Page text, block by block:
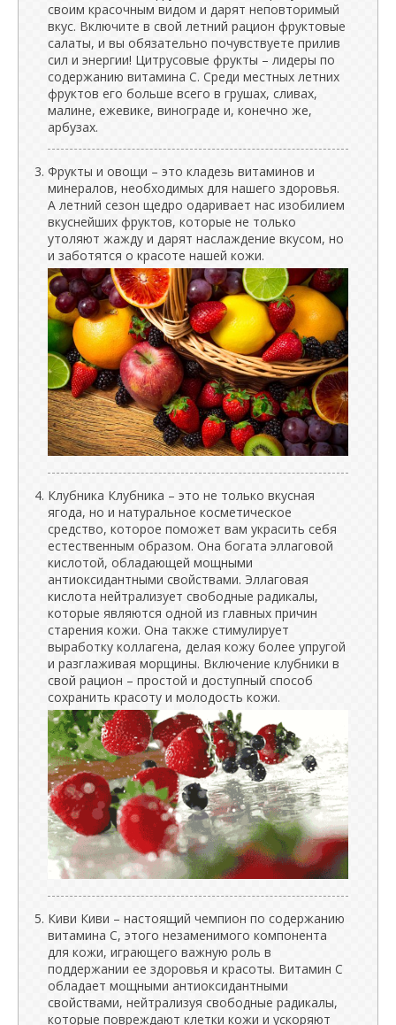
своим красочным видом и дарят неповторимый
вкус. Включите в свой летний рацион фруктовые
салаты, и вы обязательно почувствуете прилив
сил и энергии! Цитрусовые фрукты – лидеры по
содержанию витамина С. Среди местных летних
фруктов его больше всего в грушах, сливах,
малине, ежевике, винограде и, конечно же,
арбузах.
Фрукты и овощи – это кладезь витаминов и
минералов, необходимых для нашего здоровья.
А летний сезон щедро одаривает нас изобилием
вкуснейших фруктов, которые не только
утоляют жажду и дарят наслаждение вкусом, но
и заботятся о красоте нашей кожи.
Клубника Клубника – это не только вкусная
ягода, но и натуральное косметическое
средство, которое поможет вам украсить себя
естественным образом. Она богата эллаговой
кислотой, обладающей мощными
антиоксидантными свойствами. Эллаговая
кислота нейтрализует свободные радикалы,
которые являются одной из главных причин
старения кожи. Она также стимулирует
выработку коллагена, делая кожу более упругой
и разглаживая морщины. Включение клубники в
свой рацион – простой и доступный способ
сохранить красоту и молодость кожи.
Киви Киви – настоящий чемпион по содержанию
витамина С, этого незаменимого компонента
для кожи, играющего важную роль в
поддержании ее здоровья и красоты. Витамин С
обладает мощными антиоксидантными
свойствами, нейтрализуя свободные радикалы,
которые повреждают клетки кожи и ускоряют